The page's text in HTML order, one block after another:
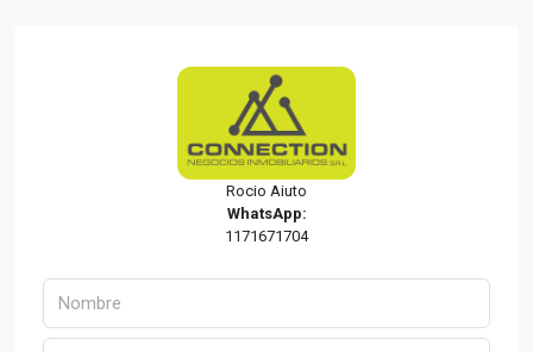
Rocio Aiuto
WhatsApp:
1171671704